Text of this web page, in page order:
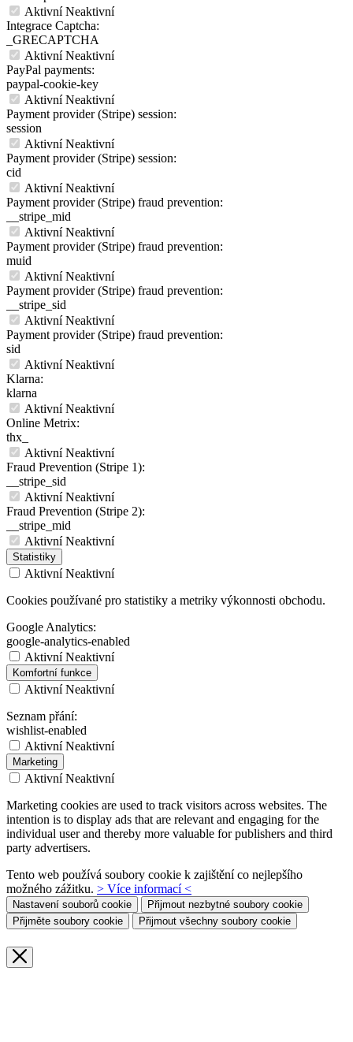
Aktivní Neaktivní
Integrace Captcha:
_GRECAPTCHA
Aktivní Neaktivní
PayPal payments:
paypal-cookie-key
Aktivní Neaktivní
Payment provider (Stripe) session:
session
Aktivní Neaktivní
Payment provider (Stripe) session:
cid
Aktivní Neaktivní
Payment provider (Stripe) fraud prevention:
__stripe_mid
Aktivní Neaktivní
Payment provider (Stripe) fraud prevention:
muid
Aktivní Neaktivní
Payment provider (Stripe) fraud prevention:
__stripe_sid
Aktivní Neaktivní
Payment provider (Stripe) fraud prevention:
sid
Aktivní Neaktivní
Klarna:
klarna
Aktivní Neaktivní
Online Metrix:
thx_
Aktivní Neaktivní
Fraud Prevention (Stripe 1):
__stripe_sid
Aktivní Neaktivní
Fraud Prevention (Stripe 2):
__stripe_mid
Aktivní Neaktivní
Statistiky
Aktivní Neaktivní
Cookies používané pro statistiky a metriky výkonnosti obchodu.
Google Analytics:
google-analytics-enabled
Aktivní Neaktivní
Komfortní funkce
Aktivní Neaktivní
Seznam přání:
wishlist-enabled
Aktivní Neaktivní
Marketing
Aktivní Neaktivní
Marketing cookies are used to track visitors across websites. The
intention is to display ads that are relevant and engaging for the
individual user and thereby more valuable for publishers and third
party advertisers.
Tento web používá soubory cookie k zajištění co nejlepšího
možného zážitku. > Více informací <
Nastavení souborů cookie
Přijmout nezbytné soubory cookie
Přijměte soubory cookie
Přijmout všechny soubory cookie